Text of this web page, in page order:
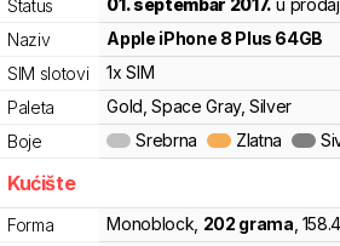
Status 01. septembar 2017. u
Naziv
Apple iPhone 8 Plus 64GB
SIM slotovi
1x SIM
Paleta
Gold, Space Gray, Silver
Boje
Srebrna Zlatna
Kućište
Forma Monoblock 202 grama